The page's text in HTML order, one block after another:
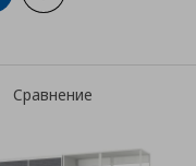
Сравнение